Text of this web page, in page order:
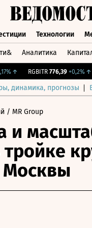
Технологии
Аналитика
↑ RGBITR 776,39 +0,2%↑
динамика, прогнозы
/ MR Group
и
тройке
Москвы